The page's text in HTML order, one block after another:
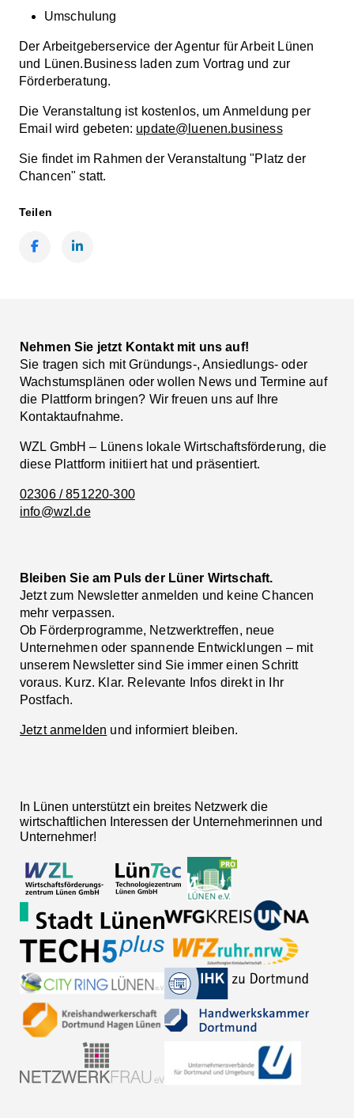
Umschulung
Der Arbeitgeberservice der Agentur für Arbeit Lünen
und Lünen.Business laden zum Vortrag und zur
Förderberatung.
Die Veranstaltung ist kostenlos, um Anmeldung per
Email wird gebeten: update@luenen.business
Sie findet im Rahmen der Veranstaltung "Platz der
Chancen" statt.
Teilen
Nehmen Sie jetzt Kontakt mit uns auf!
Sie tragen sich mit Gründungs-, Ansiedlungs- oder
Wachstumsplänen oder wollen News und Termine auf
die Plattform bringen? Wir freuen uns auf Ihre
Kontaktaufnahme.
WZL GmbH – Lünens lokale Wirtschaftsförderung, die
diese Plattform initiiert hat und präsentiert.
02306 / 851220-300
info@wzl.de
Bleiben Sie am Puls der Lüner Wirtschaft.
Jetzt zum Newsletter anmelden und keine Chancen
mehr verpassen.
Ob Förderprogramme, Netzwerktreffen, neue
Unternehmen oder spannende Entwicklungen – mit
unserem Newsletter sind Sie immer einen Schritt
voraus. Kurz. Klar. Relevante Infos direkt in Ihr
Postfach.
Jetzt anmelden und informiert bleiben.
In Lünen unterstützt ein breites Netzwerk die
wirtschaftlichen Interessen der Unternehmerinnen und
Unternehmer!